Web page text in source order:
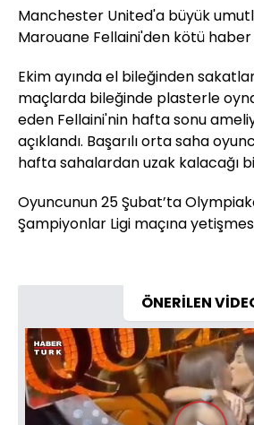
Manchester United'a büyük
Marouane Fellaini'den kötü haber
Ekim ayında el bileğinden
maçlarda bileğinde plasterle
eden Fellaini'nin hafta sonu
açıklandı. Başarılı orta saha
hafta sahalardan uzak kalacağı
Oyuncunun 25 Şubat’ta
Şampiyonlar Ligi maçına
ÖNERİLEN